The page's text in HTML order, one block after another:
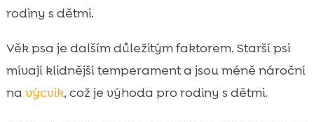
rodiny s dětmi.
Věk psa je dalším důležitým faktorem. Starší psi
mívají klidnější temperament a jsou méně nároční
na výcvik, což je výhoda pro rodiny s dětmi.